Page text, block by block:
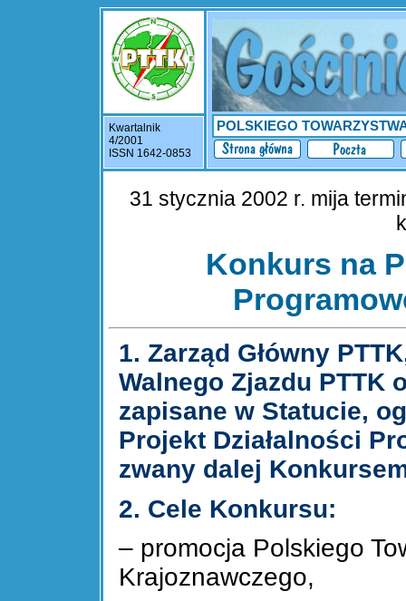
POLSKIEGO
Kwartalnik
4/2001
ISSN 1642-0853
31 stycznia 2002 r. mija
Konkurs na
1. Zarząd Główny
Walnego Zjazdu PTTK
zapisane w Statucie,
Projekt Działalności
zwany dalej
2. Cele Konkursu:
– promocja Polskiego
Krajoznawczego,